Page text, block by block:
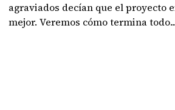
agraviados decían que el proyecto
mejor. Veremos cómo termina todo...